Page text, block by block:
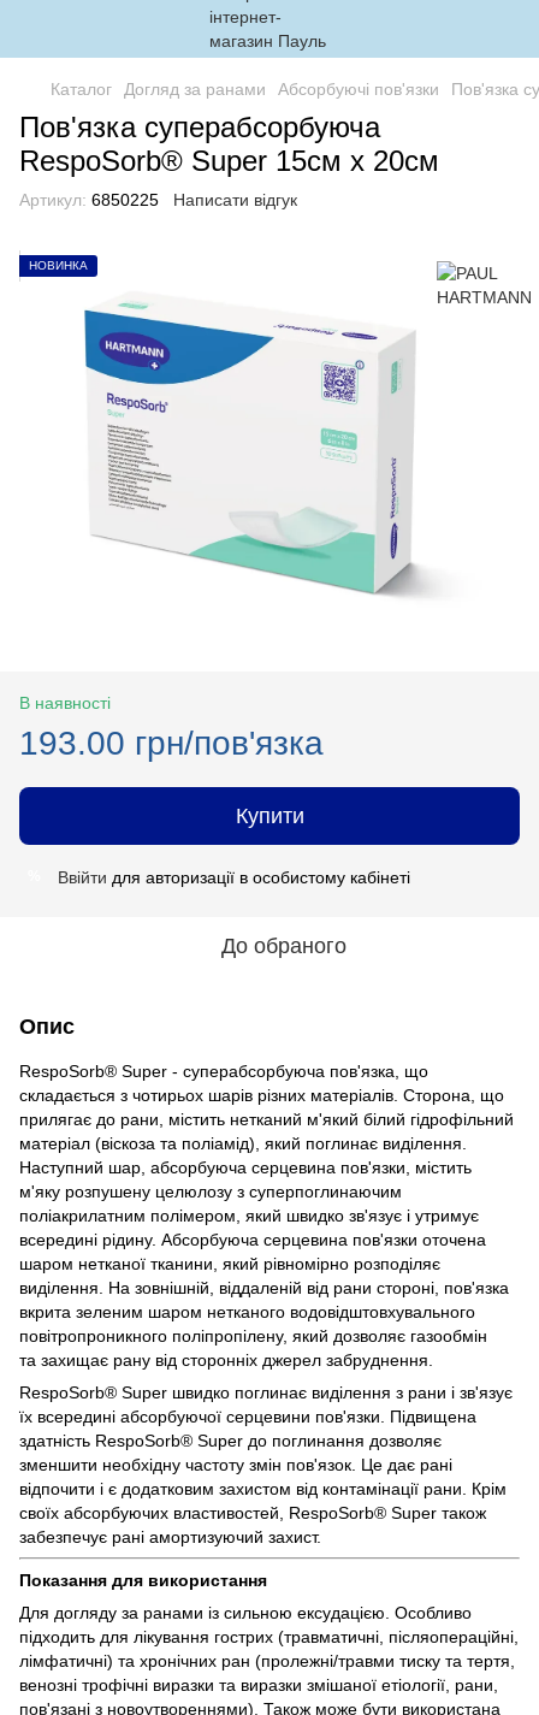
Каталог Догляд за ранами Абсорбуючі пов'язки Пов'язка
Пов'язка суперабсорбуюча
RespoSorb® Super 15см х 20см
Артикул: 6850225 Написати відгук
НОВИНКА
В наявності
193.00 грн/пов'язка
Купити
Ввійти для авторизації в особистому кабінеті
До обраного
Опис
RespoSorb® Super - суперабсорбуюча пов'язка, що
складається з чотирьох шарів різних матеріалів. Сторона, що
прилягає до рани, містить нетканий м'який білий гідрофільний
матеріал (віскоза та поліамід), який поглинає виділення.
Наступний шар, абсорбуюча серцевина пов'язки, містить
м'яку розпушену целюлозу з суперпоглинаючим
поліакрилатним полімером, який швидко зв'язує і утримує
всередині рідину. Абсорбуюча серцевина пов'язки оточена
шаром нетканої тканини, який рівномірно розподіляє
виділення. На зовнішній, віддаленій від рани стороні, пов'язка
вкрита зеленим шаром нетканого водовідштовхувального
повітропроникного поліпропілену, який дозволяє газообмін
та захищає рану від сторонніх джерел забруднення.
RespoSorb® Super швидко поглинає виділення з рани і зв'язує
їх всередині абсорбуючої серцевини пов'язки. Підвищена
здатність RespoSorb® Super до поглинання дозволяє
зменшити необхідну частоту змін пов'язок. Це дає рані
відпочити і є додатковим захистом від контамінації рани. Крім
своїх абсорбуючих властивостей, RespoSorb® Super також
забезпечує рані амортизуючий захист.
Показання для використання
Для догляду за ранами із сильною ексудацією. Особливо
підходить для лікування гострих (травматичні, післяопераційні,
лімфатичні) та хронічних ран (пролежні/травми тиску та тертя,
венозні трофічні виразки та виразки змішаної етіології, рани,
пов'язані з новоутвореннями). Також може бути використана